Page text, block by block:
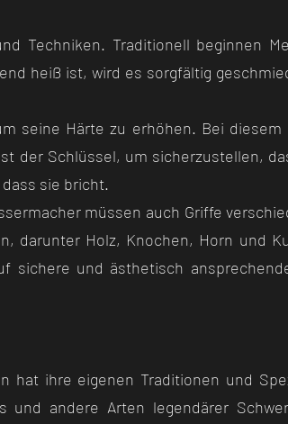
Techniken. Traditionell beginnen
heiß ist, wird es sorgfältig
seine Härte zu erhöhen. Bei diesem
der Schlüssel, um sicherzustellen,
sie bricht.
müssen auch Griffe
darunter Holz, Knochen, Horn und
sichere und ästhetisch
hat ihre eigenen Traditionen und
und andere Arten legendärer